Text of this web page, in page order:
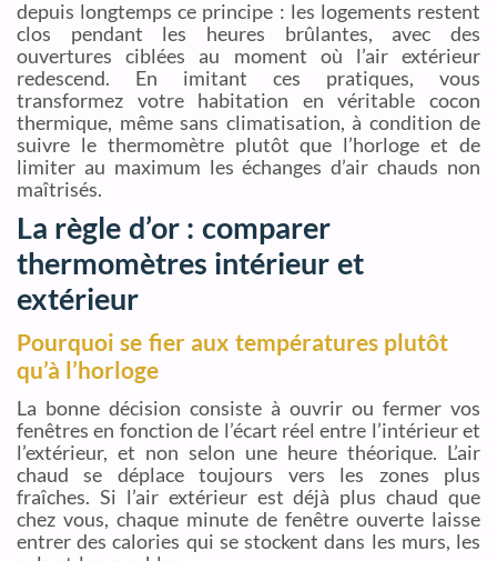
depuis longtemps ce principe : les logements restent
clos pendant les heures brûlantes, avec des
ouvertures ciblées au moment où l’air extérieur
redescend. En imitant ces pratiques, vous
transformez votre habitation en véritable cocon
thermique, même sans climatisation, à condition de
suivre le thermomètre plutôt que l’horloge et de
limiter au maximum les échanges d’air chauds non
maîtrisés.
La règle d’or : comparer
thermomètres intérieur et
extérieur
Pourquoi se fier aux températures plutôt
qu’à l’horloge
La bonne décision consiste à ouvrir ou fermer vos
fenêtres en fonction de l’écart réel entre l’intérieur et
l’extérieur, et non selon une heure théorique. L’air
chaud se déplace toujours vers les zones plus
fraîches. Si l’air extérieur est déjà plus chaud que
chez vous, chaque minute de fenêtre ouverte laisse
entrer des calories qui se stockent dans les murs, les